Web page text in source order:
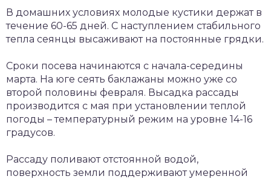
В домашних условиях молодые кустики держат в
течение 60-65 дней. С наступлением стабильного
тепла сеянцы высаживают на постоянные грядки.
Сроки посева начинаются с начала-середины
марта. На юге сеять баклажаны можно уже со
второй половины февраля. Высадка рассады
производится с мая при установлении теплой
погоды – температурный режим на уровне 14-16
градусов.
Рассаду поливают отстоянной водой,
поверхность земли поддерживают умеренной